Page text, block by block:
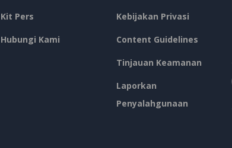
Kit Pers
Hubungi Kami
Kebijakan Privasi
Content Guidelines
Tinjauan Keamanan
Laporkan
Penyalahgunaan